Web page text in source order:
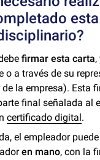
firmar esta carta,
o a través de su
la empresa). Esta
final señalada al
certificado digital.
el empleador
en mano, con la